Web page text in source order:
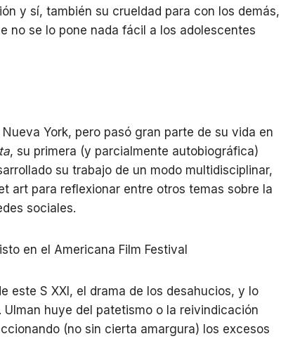
y sí, también su crueldad para con los demás,
no se lo pone nada fácil a los adolescentes
York, pero pasó gran parte de su vida en
, su primera (y parcialmente autobiográfica)
su trabajo de un modo multidisciplinar,
art para reflexionar entre otros temas sobre la
sociales.
este S XXI, el drama de los desahucios, y lo
huye del patetismo o la reivindicación
(no sin cierta amargura) los excesos